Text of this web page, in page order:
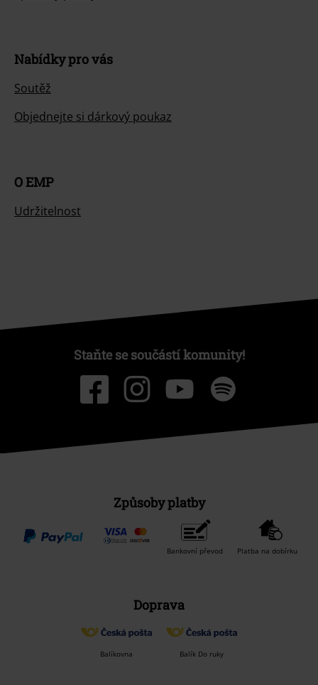
Nabídky pro vás
Soutěž
Objednejte si dárkový poukaz
O EMP
Udržitelnost
Staňte se součástí komunity!
Způsoby platby
Bankovní převod Platba na dobírku
Doprava